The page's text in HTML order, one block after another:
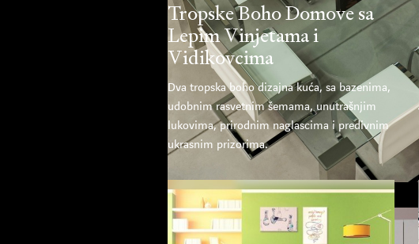
Tropske Boho Domove sa
Lepim Vinjetama i
Vidikovcima
Dva tropska boho dizajna kuća, sa bazenima,
udobnim rasvetnim šemama, unutrašnjim
lukovima, prirodnim naglascima i predivnim
ukrasnim prizorima.